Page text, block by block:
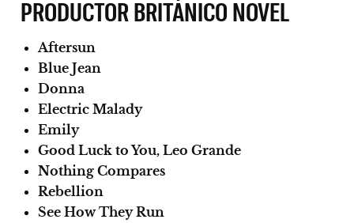
PRODUCTOR BRITÁNICO NOVEL
Aftersun
Blue Jean
Donna
Electric Malady
Emily
Good Luck to You, Leo Grande
Nothing Compares
Rebellion
See How They Run